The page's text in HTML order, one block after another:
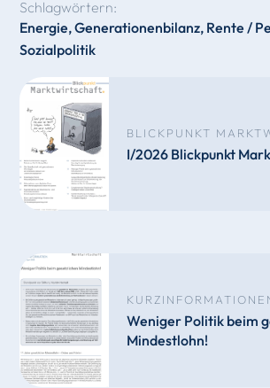
Schlagwörtern:
Energie,Generationenbilanz, Rente /
Sozialpolitik
BLICKPUNKT
I/2026 Blickpunkt
Weniger Politik beim
Mindestlohn!